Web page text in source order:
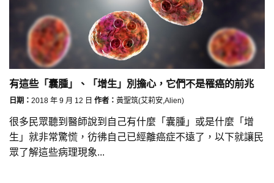
有這些「囊腫」、「增生」別擔心，它們不是罹癌的前兆
日期： 2018 年 9 月 12 日 作者： 黃聖筑(艾莉安,Alien)
很多民眾聽到醫師說到自己有什麼「囊腫」或是什麼「增
生」就非常驚慌，彷彿自己已經離癌症不遠了，以下就讓民
眾了解這些病理現象...